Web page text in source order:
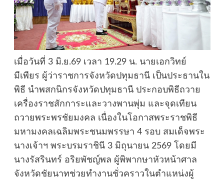
เมื่อวันที่ 3 มิ.ย.69 เวลา 19.29 น. นายเอกวิทย์
มีเพียร ผู้ว่าราชการจังหวัดปทุมธานี เป็นประธานใน
พิธี นำพสกนิกรจังหวัดปทุมธานี ประกอบพิธีถวาย
เครื่องราชสักการะและวางพานพุ่ม และจุดเทียน
ถวายพระพรชัยมงคล เนื่องในโอกาสพระราชพิธี
มหามงคลเฉลิมพระชนมพรรษา 4 รอบ สมเด็จพระ
นางเจ้าฯ พระบรมราชินี 3 มิถุนายน 2569 โดยมี
นางรัสรินทร์ อริยพัชญ์พล ผู้พิพากษาหัวหน้าศาล
จังหวัดชัยนาทช่วยทำงานชั่วคราวในตำแหน่งผู้